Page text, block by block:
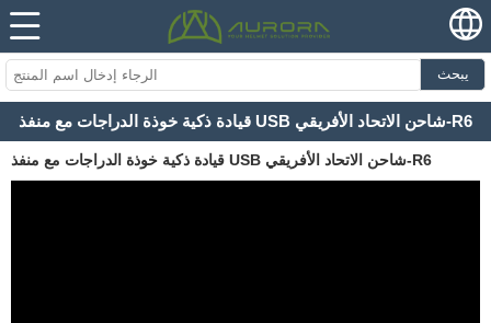
يبحث
قيادة ذكية خوذة الدراجات مع منفذ USB شاحن الاتحاد الأفريقي-R6
قيادة ذكية خوذة الدراجات مع منفذ USB شاحن الاتحاد الأفريقي-R6